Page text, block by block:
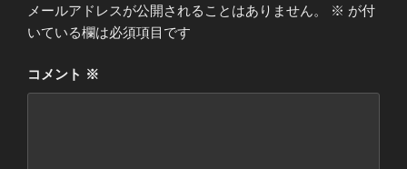
メールアドレスが公開されることはありません。 ※ が付
いている欄は必須項目です
コメント ※